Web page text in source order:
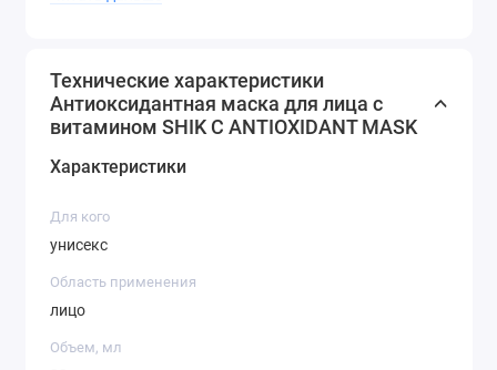
Экстракт корня солодки обладает
очищающим и отбеливающим
действием.
Экстракты листьев зеленого чая
обладают антиоксидантным и
тонизирующим действием, выравнивают
цвет лица.
Технические характеристики
Антиоксидантная маска для лица с
витамином SHIK C ANTIOXIDANT MASK
Характеристики
Для кого
унисекс
Область применения
лицо
Объем, мл